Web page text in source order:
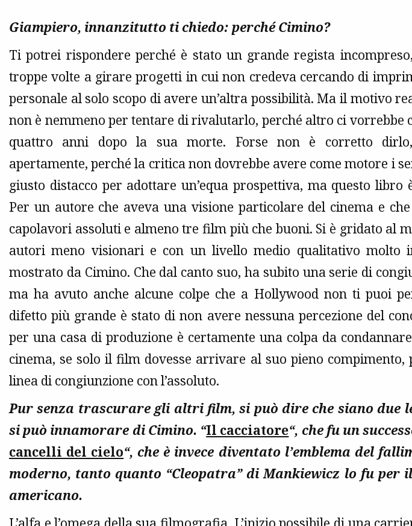
Giampiero, innanzitutto ti chiedo: perché Cimino?
Ti potrei rispondere perché è stato un grande regista
troppe volte a girare progetti in cui non credeva cercando di
personale al solo scopo di avere un’altra possibilità. Ma il motivo
non è nemmeno per tentare di rivalutarlo, perché altro ci vorrebbe
quattro anni dopo la sua morte. Forse non è corretto
apertamente, perché la critica non dovrebbe avere come motore i
giusto distacco per adottare un’equa prospettiva, ma questo libro
Per un autore che aveva una visione particolare del cinema e
capolavori assoluti e almeno tre film più che buoni. Si è gridato al
autori meno visionari e con un livello medio qualitativo molto
mostrato da Cimino. Che dal canto suo, ha subito una serie di
ma ha avuto anche alcune colpe che a Hollywood non ti puoi
difetto più grande è stato di non avere nessuna percezione del
per una casa di produzione è certamente una colpa da
cinema, se solo il film dovesse arrivare al suo pieno compimento,
linea di congiunzione con l’assoluto.
Pur senza trascurare gli altri film, si può dire che siano due
si può innamorare di Cimino. “Il cacciatore“, che fu un
cancelli del cielo“, che è invece diventato l’emblema del
moderno, tanto quanto “Cleopatra” di Mankiewicz lo fu per
americano.